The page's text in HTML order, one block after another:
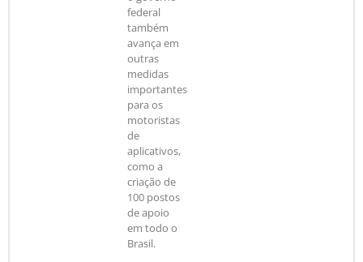
federal
também
avança em
outras
medidas
importantes
para os
motoristas
de
aplicativos,
como a
criação de
100 postos
de apoio
em todo o
Brasil.